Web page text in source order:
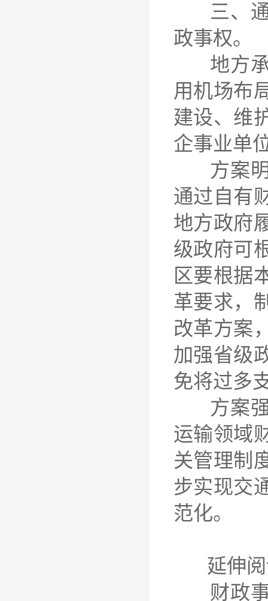
三、通
政事权。
地方承
用机场布
建设、维
企事业单
方案明
通过自有
地方政府
级政府可
区要根据
革要求，
改革方案
加强省级
免将过多
方案强
运输领域
关管理制
步实现交
范化。
延伸阅
财政事